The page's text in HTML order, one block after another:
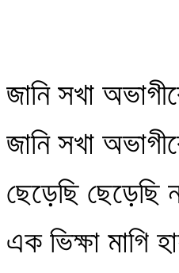
জানি সখা
জানি সখা
ছেড়েছি
এক ভিক্ষা মাগি